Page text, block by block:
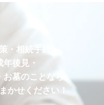
・相続手続・
後見・
墓のことなら
かせください！